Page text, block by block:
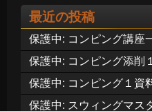
最近の投稿
保護中: コンピング講座
保護中: コンピング添削１
保護中: コンピング１資
保護中: スウィングマ